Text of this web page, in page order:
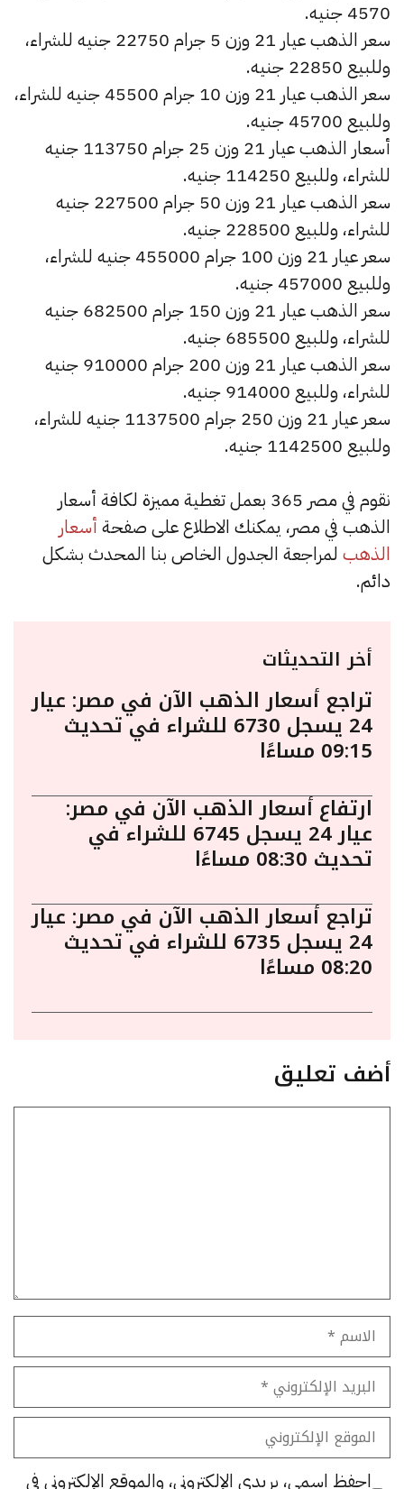
4570 جنيه.
سعر الذهب عيار 21 وزن 5 جرام 22750 جنيه للشراء،
وللبيع 22850 جنيه.
سعر الذهب عيار 21 وزن 10 جرام 45500 جنيه للشراء،
وللبيع 45700 جنيه.
أسعار الذهب عيار 21 وزن 25 جرام 113750 جنيه
للشراء، وللبيع 114250 جنيه.
سعر الذهب عيار 21 وزن 50 جرام 227500 جنيه
للشراء، وللبيع 228500 جنيه.
سعر عيار 21 وزن 100 جرام 455000 جنيه للشراء،
وللبيع 457000 جنيه.
سعر الذهب عيار 21 وزن 150 جرام 682500 جنيه
للشراء، وللبيع 685500 جنيه.
سعر الذهب عيار 21 وزن 200 جرام 910000 جنيه
للشراء، وللبيع 914000 جنيه.
سعر عيار 21 وزن 250 جرام 1137500 جنيه للشراء،
وللبيع 1142500 جنيه.
نقوم في مصر 365 بعمل تغطية مميزة لكافة أسعار
الذهب في مصر، يمكنك الاطلاع على صفحة أسعار
الذهب لمراجعة الجدول الخاص بنا المحدث بشكل
دائم.
أخر التحديثات
تراجع أسعار الذهب الآن في مصر: عيار
24 يسجل 6730 للشراء في تحديث
09:15 مساءًا
ارتفاع أسعار الذهب الآن في مصر:
عيار 24 يسجل 6745 للشراء في
تحديث 08:30 مساءًا
تراجع أسعار الذهب الآن في مصر: عيار
24 يسجل 6735 للشراء في تحديث
08:20 مساءًا
أضف تعليق
الاسم
البريد
الإلكتروني
الموقع
الإلكتروني
احفظ اسمي، بريدي الإلكتروني، والموقع الإلكتروني في